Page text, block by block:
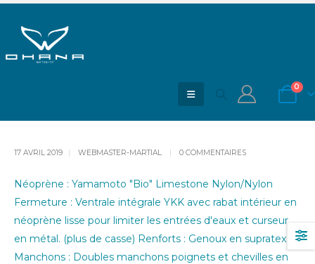
0
Monopièce cagoule attenante 7mm
17 AVRIL 2019 WEBMASTER-MARTIAL 0 COMMENTAIRES
Néoprène : Yamamoto "Bio" Limestone Nylon/Nylon
Fermeture : Ventrale intégrale YKK avec rabat intérieur en
néoprène lisse pour limiter les entrées d'eaux et curseur
en métal. (plus de casse) Renforts : Genoux en supratex.
Manchons : Doubles manchons poignets et chevilles en